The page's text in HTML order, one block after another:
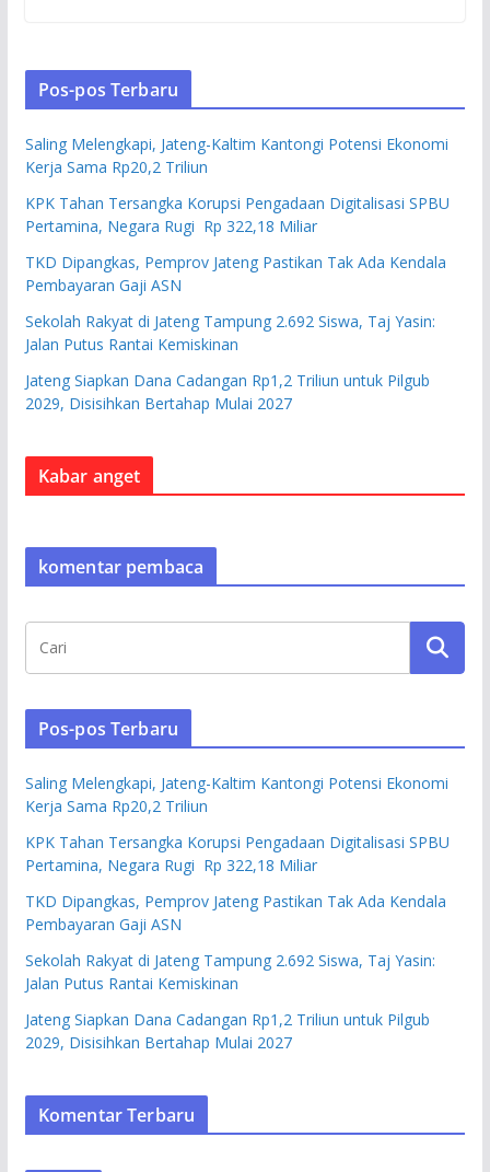
Pos-pos Terbaru
Saling Melengkapi, Jateng-Kaltim Kantongi Potensi Ekonomi
Kerja Sama Rp20,2 Triliun
KPK Tahan Tersangka Korupsi Pengadaan Digitalisasi SPBU
Pertamina, Negara Rugi Rp 322,18 Miliar
TKD Dipangkas, Pemprov Jateng Pastikan Tak Ada Kendala
Pembayaran Gaji ASN
Sekolah Rakyat di Jateng Tampung 2.692 Siswa, Taj Yasin:
Jalan Putus Rantai Kemiskinan
Jateng Siapkan Dana Cadangan Rp1,2 Triliun untuk Pilgub
2029, Disisihkan Bertahap Mulai 2027
Kabar anget
komentar pembaca
Pos-pos Terbaru
Saling Melengkapi, Jateng-Kaltim Kantongi Potensi Ekonomi
Kerja Sama Rp20,2 Triliun
KPK Tahan Tersangka Korupsi Pengadaan Digitalisasi SPBU
Pertamina, Negara Rugi Rp 322,18 Miliar
TKD Dipangkas, Pemprov Jateng Pastikan Tak Ada Kendala
Pembayaran Gaji ASN
Sekolah Rakyat di Jateng Tampung 2.692 Siswa, Taj Yasin:
Jalan Putus Rantai Kemiskinan
Jateng Siapkan Dana Cadangan Rp1,2 Triliun untuk Pilgub
2029, Disisihkan Bertahap Mulai 2027
Komentar Terbaru